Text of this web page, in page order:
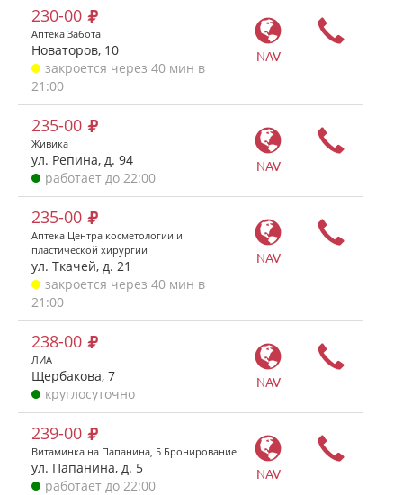
NAV
230-00
Аптека Забота
Новаторов, 10
закроется через 40 мин в
21:00
NAV
235-00
Живика
ул. Репина, д. 94
работает до 22:00
NAV
235-00
Аптека Центра косметологии и
пластической хирургии
ул. Ткачей, д. 21
закроется через 40 мин в
21:00
NAV
238-00
ЛИА
Щербакова, 7
круглосуточно
NAV
239-00
Витаминка на Папанина, 5 Бронирование
ул. Папанина, д. 5
работает до 22:00